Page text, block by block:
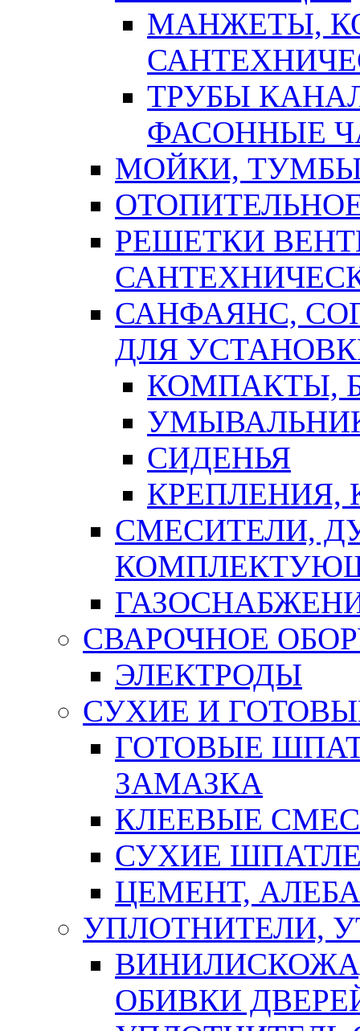
МАНЖЕТЫ,
ТРУБЫ
ФАСОННЫЕ
МОЙКИ,
РЕШЕТКИ
САНФАЯНС,
ДЛЯ
КОМПАКТЫ,
СИДЕНЬЯ
СМЕСИТЕЛИ,
СВАРОЧНОЕ
ЭЛЕКТРОДЫ
СУХИЕ И
ГОТОВЫЕ
ЗАМАЗКА
КЛЕЕВЫЕ
СУХИЕ
ЦЕМЕНТ,
УПЛОТНИТЕЛИ,
ОБИВКИ